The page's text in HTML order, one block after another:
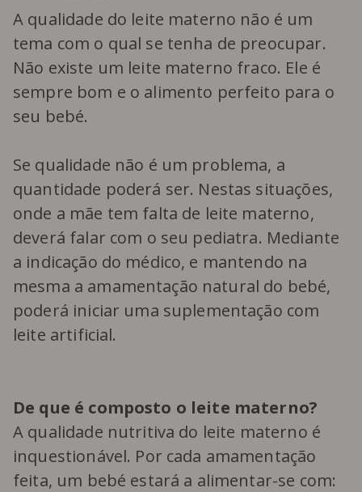
A qualidade do leite materno não é um
tema com o qual se tenha de preocupar.
Não existe um leite materno fraco. Ele é
sempre bom e o alimento perfeito para o
seu bebé.
Se qualidade não é um problema, a
quantidade poderá ser. Nestas situações,
onde a mãe tem falta de leite materno,
deverá falar com o seu pediatra. Mediante
a indicação do médico, e mantendo na
mesma a amamentação natural do bebé,
poderá iniciar uma suplementação com
leite artificial.
De que é composto o leite materno?
A qualidade nutritiva do leite materno é
inquestionável. Por cada amamentação
feita, um bebé estará a alimentar-se com: